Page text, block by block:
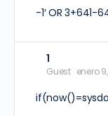
-1′ OR 3+641-
1
Guest enero